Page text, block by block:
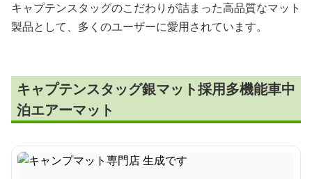
キャプテンスタッグのこだわりが詰まった高品質なマット
製品として、多くのユーザーに愛用されています。
キャプテンスタッグ銀マット採用多機能車中
泊エアーマット